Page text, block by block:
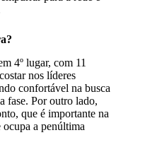
4º lugar, com 11
nos líderes
confortável na busca
fase. Por outro lado,
que é importante na
a penúltima